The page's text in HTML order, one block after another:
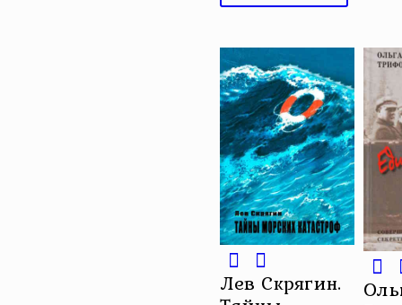
Лев Скрягин.